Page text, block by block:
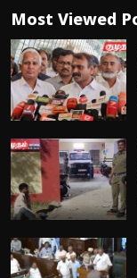
Most Viewed